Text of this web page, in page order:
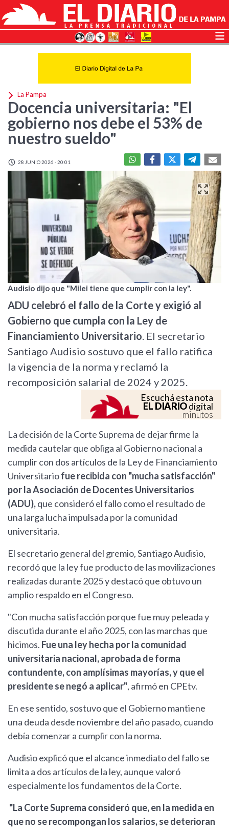
La Pampa
Docencia universitaria: "El
gobierno nos debe el 53% de
nuestro sueldo"
28 JUNIO 2026 - 20:01
Audisio dijo que "Milei tiene que cumplir con la ley".
ADU celebró el fallo de la Corte y exigió al
Gobierno que cumpla con la Ley de
Financiamiento Universitario. El secretario
Santiago Audisio sostuvo que el fallo ratifica
la vigencia de la norma y reclamó la
recomposición salarial de 2024 y 2025.
Escuchá esta nota
EL DIARIOdigital
minutos
La decisión de la Corte Suprema de dejar firme la
medida cautelar que obliga al Gobierno nacional a
cumplir con dos artículos de la Ley de Financiamiento
Universitariofue recibida con "mucha satisfacción"
por la Asociación de Docentes Universitarios
(ADU),que consideró el fallo como el resultado de
una larga lucha impulsada por la comunidad
universitaria.
El secretario general del gremio, Santiago Audisio,
recordó que la ley fue producto de las movilizaciones
realizadas durante 2025 y destacó que obtuvo un
amplio respaldo en el Congreso.
"Con mucha satisfacción porque fue muy peleada y
discutida durante el año 2025, con las marchas que
hicimos. Fue una ley hecha por la comunidad
universitaria nacional, aprobada de forma
contundente, con amplísimas mayorías, y que el
presidente se negó a aplicar", afirmó en CPEtv.
En ese sentido, sostuvo que el Gobierno mantiene
una deuda desde noviembre del año pasado, cuando
debía comenzar a cumplir con la norma.
Audisio explicó que el alcance inmediato del fallo se
limita a dos artículos de la ley, aunque valoró
especialmente los fundamentos de la Corte.
"La Corte Suprema consideró que, en la medida en
que no se recompongan los salarios, se deterioran